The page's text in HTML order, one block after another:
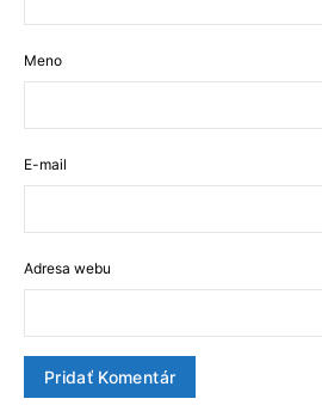
Meno
E-mail
Adresa webu